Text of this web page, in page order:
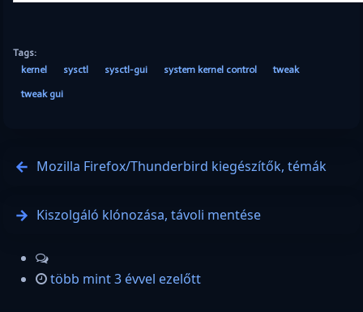
Tags:
kernel
sysctl sysctl-gui system kernel control tweak
tweak gui
Mozilla Firefox/Thunderbird kiegészítők, témák
Kiszolgáló klónozása, távoli mentése
több mint 3 évvel ezelőtt